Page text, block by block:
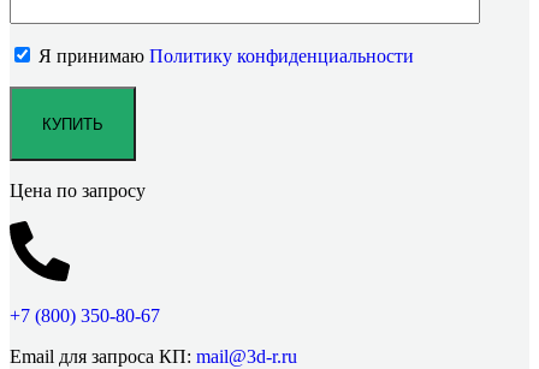
Я принимаю Политику конфиденциальности
Цена по запросу
+7 (800) 350-80-67
Email для запроса КП: mail@3d-r.ru